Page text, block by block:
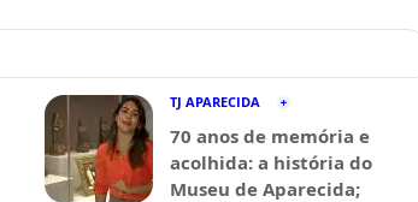
TJ APARECIDA
70 anos de memória e
acolhida: a história do
Museu de Aparecida;